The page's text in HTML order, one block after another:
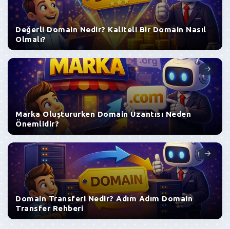
Değerli Domain Nedir? Kaliteli Bir Domain Nasıl
Olmalı?
Marka Oluştururken Domain Uzantısı Neden
Önemlidir?
Domain Transferi Nedir? Adım Adım Domain
Transfer Rehberi